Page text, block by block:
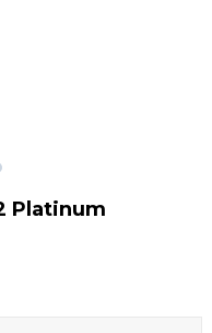
Platinum